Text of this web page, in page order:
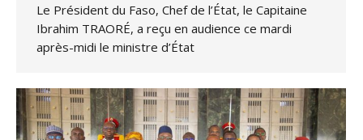
Le Président du Faso, Chef de l’État, le Capitaine
Ibrahim TRAORÉ, a reçu en audience ce mardi
après-midi le ministre d’État